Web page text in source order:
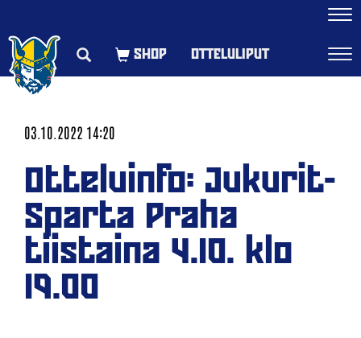
OTTELULIPUT
03.10.2022 14:20
Otteluinfo: Jukurit-
Sparta Praha
tiistaina 4.10. klo
19.00